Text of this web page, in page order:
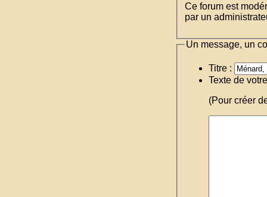
Ce forum est
par un
Un message, un
Titre :
Texte de
(Pour créer